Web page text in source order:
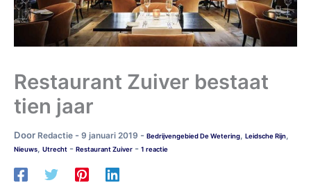
Restaurant Zuiver bestaat
tien jaar
Door Redactie - 9 januari 2019 - Bedrijvengebied De Wetering, Leidsche Rijn,
Nieuws, Utrecht - Restaurant Zuiver - 1 reactie